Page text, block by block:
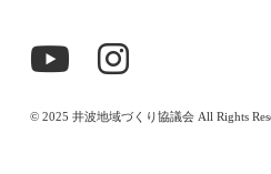
© 2025 井波地域づくり協議会 All Rights